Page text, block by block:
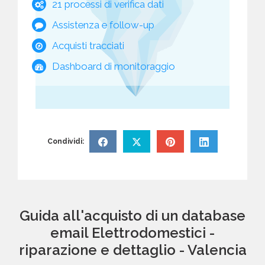
21 processi di verifica dati
Assistenza e follow-up
Acquisti tracciati
Dashboard di monitoraggio
Condividi:
Guida all'acquisto di un database
email Elettrodomestici -
riparazione e dettaglio - Valencia